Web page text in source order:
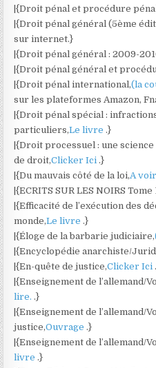
|{Droit pénal et procédure
|{Droit pénal général (5ème
sur internet.}
|{Droit pénal général : 2009-
|{Droit pénal général et
|{Droit pénal international,(la
sur les plateformes Amazon,
|{Droit pénal spécial :
particuliers,Le livre.}
|{Droit processuel : une
de droit,Clicker Ici.}
|{Du mauvais côté de la loi,A
|{ECRITS SUR LES NOIRS Tome
|{Efficacité de l’exécution des
monde,Le livre.}
|{Éloge de la barbarie judiciaire,
|{Encyclopédie anarchiste/
|{En-quête de justice,Clicker Ici
|{Enseignement de l’allemand/
lire..}
|{Enseignement de l’allemand/
justice,Ouvrage.}
|{Enseignement de l’allemand/
livre.}